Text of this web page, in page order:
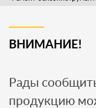
ВНИМАНИЕ!
Рады
продукцию